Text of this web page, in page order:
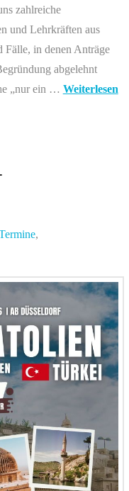
zahlreiche
und Lehrkräften aus
Fälle, in denen Anträge
abgelehnt
„nur ein … Weiterlesen
,